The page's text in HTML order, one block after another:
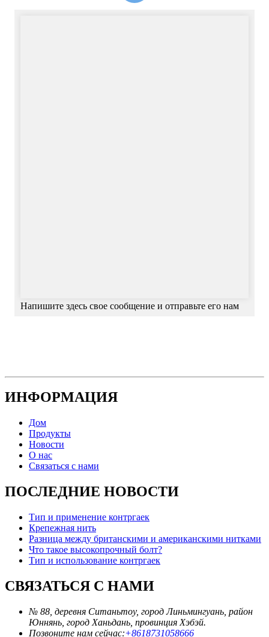
Напишите здесь свое сообщение и отправьте его нам
ИНФОРМАЦИЯ
Дом
Продукты
Новости
О нас
Связаться с нами
ПОСЛЕДНИЕ НОВОСТИ
Тип и применение контргаек
Крепежная нить
Разница между британскими и американскими нитками
Что такое высокопрочный болт?
Тип и использование контргаек
СВЯЗАТЬСЯ С НАМИ
№ 88, деревня Ситаньтоу, город Линьмингуань, район
Юннянь, город Ханьдань, провинция Хэбэй.
Позвоните нам сейчас:+8618731058666